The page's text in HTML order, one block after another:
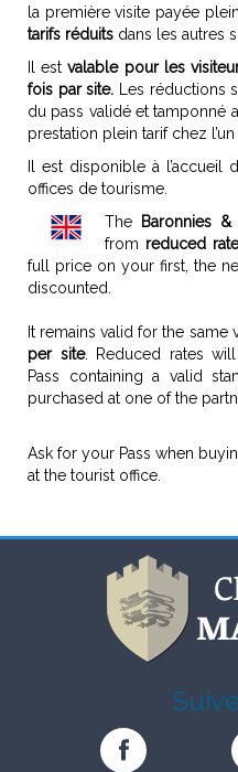
la première visite payée
tarifs réduits dans les autres
Il estvalable pour les
fois par site. Les réductions
du pass validé et tamponné
prestation plein tarif chez
Il est disponible à l’accueil
offices de tourisme.
The
Baronnies
from reduced
full price on your first, the
discounted.
It remains valid for the same
per site. Reduced rates
Pass containing a valid
purchased at one of the
Ask for your Pass when
at the tourist office.
Château